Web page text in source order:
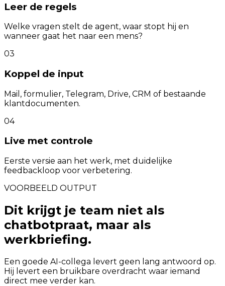
Leer de regels
Welke vragen stelt de agent, waar stopt hij en
wanneer gaat het naar een mens?
03
Koppel de input
Mail, formulier, Telegram, Drive, CRM of bestaande
klantdocumenten.
04
Live met controle
Eerste versie aan het werk, met duidelijke
feedbackloop voor verbetering.
VOORBEELD OUTPUT
Dit krijgt je team niet als
chatbotpraat, maar als
werkbriefing.
Een goede AI-collega levert geen lang antwoord op.
Hij levert een bruikbare overdracht waar iemand
direct mee verder kan.